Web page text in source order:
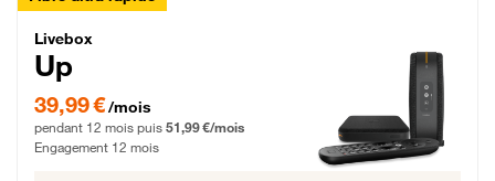
Livebox Up Fibre
Livebox
Up
39,99 € par mois pendant 12 mois puis 51,99 € par mois, Engagement 12 mois
39,99 €/mois
pendant 12 mois puis 51,99 €/mois
Engagement 12 mois